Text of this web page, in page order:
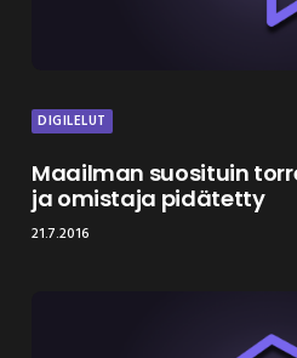
DIGILELUT
Maailman suosituin
ja omistaja pidätetty
21.7.2016